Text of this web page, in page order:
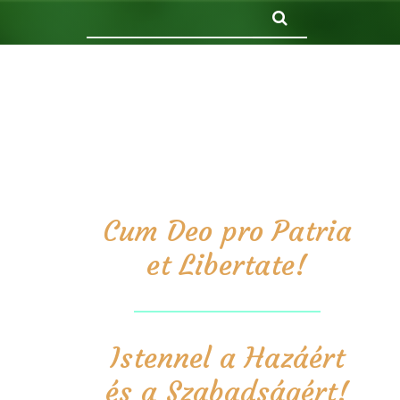
Cum Deo pro Patria
et Libertate!
Istennel a Hazáért
és a Szabadságért!